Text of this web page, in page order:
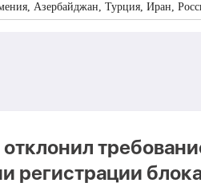
Азербайджан, Турция, Иран,
регистрации